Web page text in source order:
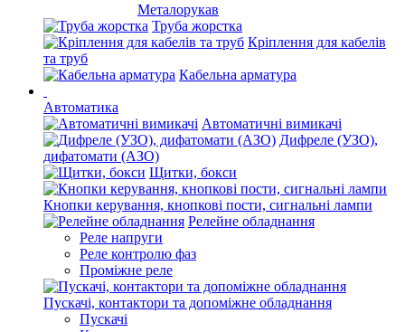
Металорукав
Труба жорстка
Кріплення для кабелів
та труб
Кабельна арматура
Автоматика
Автоматичні вимикачі
Дифреле (УЗО),
дифатомати (АЗО)
Щитки, бокси
Кнопки керування, кнопкові пости, сигнальні лампи
Релейне обладнання
Реле напруги
Реле контролю фаз
Проміжне реле
Пускачі, контактори та допоміжне обладнання
Пускачі